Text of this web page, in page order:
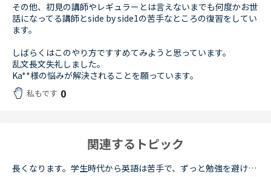
その他、初見の講師やレギュラーとは言えないまでも何度かお世
話になってる講師とside by side1の苦手なところの復習をしてい
ます。
しばらくはこのやり方ですすめてみようと思っています。
乱文長文失礼しました。
Ka**様の悩みが解決されることを願っています。
私もです 0
関連するトピック
長くなります。学生時代から英語は苦手で、ずっと勉強を避けてきました。２０代の時にたまたま近くのスクールで受けたTOEICのお試しテストでは、恥ずかしながら170～200程度しかないだろうと言われました。もちろ...